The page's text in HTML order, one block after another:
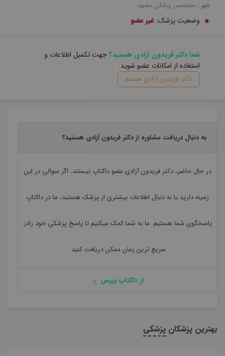
شهر : متخصص پزشکی مشهد
وضعیت پزشک: غیر عضو
شما دکتر فریدون آزادی هستید؟جهت تکمیل اطلاعات و
استفاده از امکانات عضو شوید.
دکتر فریدون آزادی هستم
به دنبال دریافت مشاوره از دکتر فریدون آزادی هستید؟
در حال حاضر،دکتر فریدون آزادیعضو داکتاپ نیستند. اگر سوالی در این
زمینه دارید یا به دنبال اطلاعات بیشتری از پزشک هستید، ما در داکتاپ
پاسخگوی شما هستیم. ما به شما کمک میکنیم تا پاسخ پزشکی خود رادر
سریع ترین زمان ممکن دریافت کنید.
از داکتاپ بپرس
بهترین پزشکان پزشکی